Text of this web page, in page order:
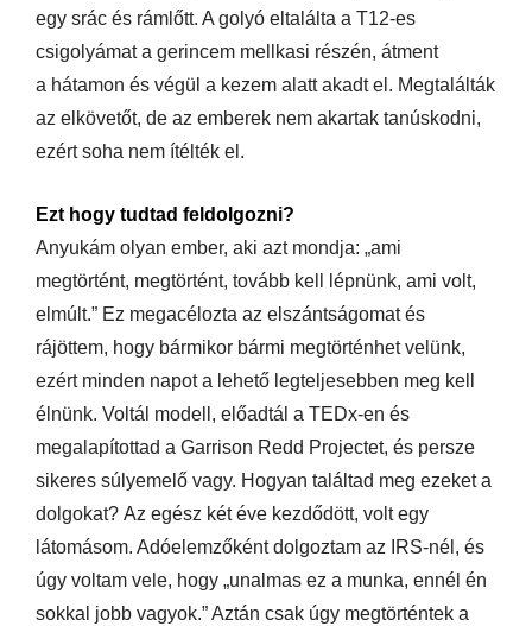
egy srác és rámlőtt. A golyó eltalálta a T12-es
csigolyámat a gerincem mellkasi részén, átment
a hátamon és végül a kezem alatt akadt el. Megtalálták
az elkövetőt, de az emberek nem akartak tanúskodni,
ezért soha nem ítélték el.
Ezt hogy tudtad feldolgozni?
Anyukám olyan ember, aki azt mondja: „ami
megtörtént, megtörtént, tovább kell lépnünk, ami volt,
elmúlt.” Ez megacélozta az elszántságomat és
rájöttem, hogy bármikor bármi megtörténhet velünk,
ezért minden napot a lehető legteljesebben meg kell
élnünk. Voltál modell, előadtál a TEDx-en és
megalapítottad a Garrison Redd Projectet, és persze
sikeres súlyemelő vagy. Hogyan találtad meg ezeket a
dolgokat? Az egész két éve kezdődött, volt egy
látomásom. Adóelemzőként dolgoztam az IRS-nél, és
úgy voltam vele, hogy „unalmas ez a munka, ennél én
sokkal jobb vagyok.” Aztán csak úgy megtörténtek a